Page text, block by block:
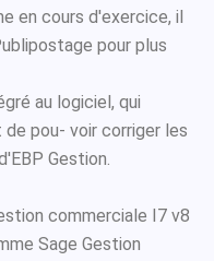
en cours d'exercice, il
pour plus
au logiciel, qui
pou- voir corriger les
Gestion.
commerciale I7 v8
Sage Gestion